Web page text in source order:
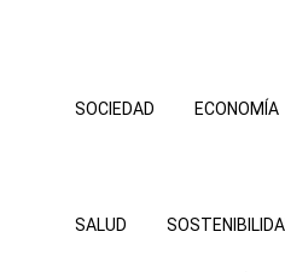
SOCIEDAD ECONOMÍA
SALUD